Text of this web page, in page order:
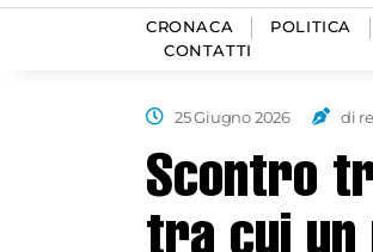
CRONACA POLITICA
CONTATTI
25 Giugno 2026 di
Scontro